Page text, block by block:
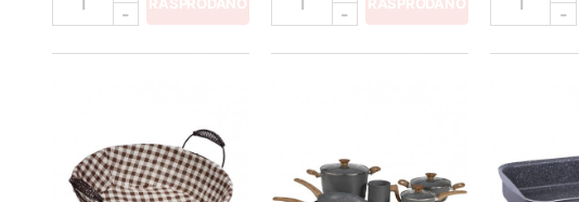
-
RASPRODANO
-
RASPRODANO
-